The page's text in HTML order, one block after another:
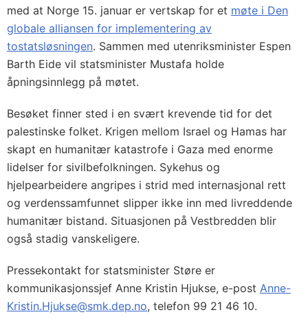
med at Norge 15. januar er vertskap for et møte i Den
globale alliansen for implementering av
tostatsløsningen. Sammen med utenriksminister Espen
Barth Eide vil statsminister Mustafa holde
åpningsinnlegg på møtet.
Besøket finner sted i en svært krevende tid for det
palestinske folket. Krigen mellom Israel og Hamas har
skapt en humanitær katastrofe i Gaza med enorme
lidelser for sivilbefolkningen. Sykehus og
hjelpearbeidere angripes i strid med internasjonal rett
og verdenssamfunnet slipper ikke inn med livreddende
humanitær bistand. Situasjonen på Vestbredden blir
også stadig vanskeligere.
Pressekontakt for statsminister Støre er
kommunikasjonssjef Anne Kristin Hjukse, e-post Anne-
Kristin.Hjukse@smk.dep.no, telefon 99 21 46 10.